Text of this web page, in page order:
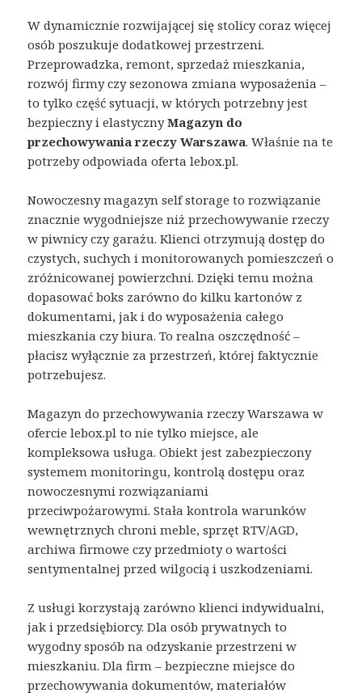
W dynamicznie rozwijającej się stolicy coraz więcej
osób poszukuje dodatkowej przestrzeni.
Przeprowadzka, remont, sprzedaż mieszkania,
rozwój firmy czy sezonowa zmiana wyposażenia –
to tylko część sytuacji, w których potrzebny jest
bezpieczny i elastycznyMagazyn do
przechowywania rzeczy Warszawa. Właśnie na te
potrzeby odpowiada oferta lebox.pl.
Nowoczesny magazyn self storage to rozwiązanie
znacznie wygodniejsze niż przechowywanie rzeczy
w piwnicy czy garażu. Klienci otrzymują dostęp do
czystych, suchych i monitorowanych pomieszczeń o
zróżnicowanej powierzchni. Dzięki temu można
dopasować boks zarówno do kilku kartonów z
dokumentami, jak i do wyposażenia całego
mieszkania czy biura. To realna oszczędność –
płacisz wyłącznie za przestrzeń, której faktycznie
potrzebujesz.
Magazyn do przechowywania rzeczy Warszawa w
ofercie lebox.pl to nie tylko miejsce, ale
kompleksowa usługa. Obiekt jest zabezpieczony
systemem monitoringu, kontrolą dostępu oraz
nowoczesnymi rozwiązaniami
przeciwpożarowymi. Stała kontrola warunków
wewnętrznych chroni meble, sprzęt RTV/AGD,
archiwa firmowe czy przedmioty o wartości
sentymentalnej przed wilgocią i uszkodzeniami.
Z usługi korzystają zarówno klienci indywidualni,
jak i przedsiębiorcy. Dla osób prywatnych to
wygodny sposób na odzyskanie przestrzeni w
mieszkaniu. Dla firm – bezpieczne miejsce do
przechowywania dokumentów, materiałów